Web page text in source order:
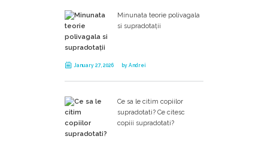
Minunata teorie polivagala
si supradotații
January 27, 2026 byAndrei
Ce sa le citim copiilor
supradotati? Ce citesc
copiii supradotati?